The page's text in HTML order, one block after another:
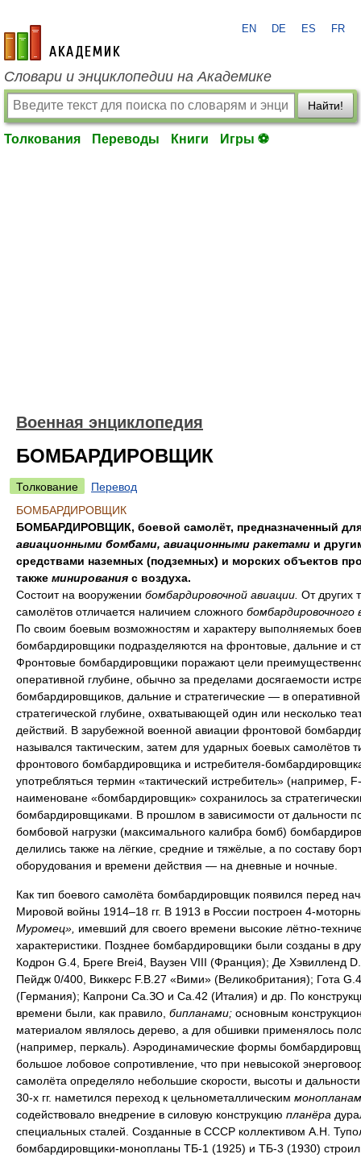
academic.ru
EN DE ES FR
Словари и энциклопедии на Академике
Найти!
Толкования Переводы Книги Игры ⚽
Военная энциклопедия
БОМБАРДИРОВЩИК
Толкование
Перевод
БОМБАРДИРОВЩИК
БОМБАРДИРОВЩИК, боевой самолёт, предназначенный
авиационными бомбами, авиационными ракетами и
средствами наземных (подземных) и морских объектов
также минирования с воздуха.
Состоит на вооружении бомбардировочной авиации. От других
самолётов отличается наличием сложного бомбардировочного
По своим боевым возможностям и характеру выполняемых
бомбардировщики подразделяются на фронтовые, дальние и
Фронтовые бомбардировщики поражают цели
оперативной глубине, обычно за пределами досягаемости
бомбардировщиков, дальние и стратегические — в
стратегической глубине, охватывающей один или несколько
действий. В зарубежной военной авиации фронтовой
назывался тактическим, затем для ударных боевых самолётов
фронтового бомбардировщика и истребителя-
употребляться термин «тактический истребитель» (например,
наименоване «бомбардировщик» сохранилось за
бомбардировщиками. В прошлом в зависимости от дальности
бомбовой нагрузки (максимального калибра бомб)
делились также на лёгкие, средние и тяжёлые, а по составу
оборудования и времени действия — на дневные и ночные.
Как тип боевого самолёта бомбардировщик появился перед
Мировой войны 1914–18 гг. В 1913 в России построен 4-
Муромец», имевший для своего времени высокие лётно-
характеристики. Позднее бомбардировщики были созданы в
Кодрон G.4, Бреге Brei4, Ваузен VIII (Франция); Де Хэвилленд
Пейдж 0/400, Виккерс F.B.27 «Вими» (Великобритания); Гота
(Германия); Капрони Са.ЗО и Са.42 (Италия) и др. По
времени были, как правило, бипланами; основным
материалом являлось дерево, а для обшивки применялось
(например, перкаль). Аэродинамические формы
большое лобовое сопротивление, что при невысокой
самолёта определяло небольшие скорости, высоты и
30-х гг. наметился переход к цельнометаллическим
содействовало внедрение в силовую конструкцию планёра
специальных сталей. Созданные в СССР коллективом А.Н.
бомбардировщики-монопланы ТБ-1 (1925) и ТБ-3 (1930)